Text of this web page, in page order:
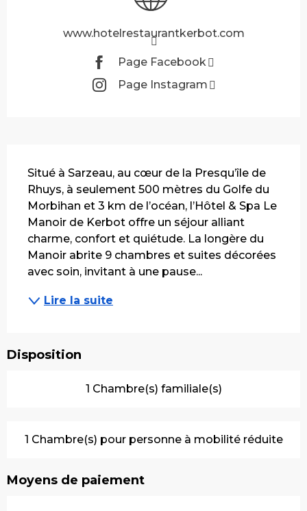
www.hotelrestaurantkerbot.com
Page Facebook
Page Instagram
Situé à Sarzeau, au cœur de la Presqu’île de
Rhuys, à seulement 500 mètres du Golfe du
Morbihan et 3 km de l’océan, l’Hôtel & Spa Le
Manoir de Kerbot offre un séjour alliant
charme, confort et quiétude. La longère du
Manoir abrite 9 chambres et suites décorées
avec soin, invitant à une pause...
Lire la suite
Disposition
1 Chambre(s) familiale(s)
1 Chambre(s) pour personne à mobilité réduite
Moyens de paiement